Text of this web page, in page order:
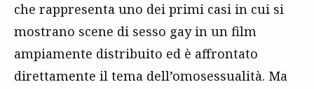
che rappresenta uno dei primi casi in cui si
mostrano scene di sesso gay in un film
ampiamente distribuito ed è affrontato
direttamente il tema dell’omosessualità. Ma